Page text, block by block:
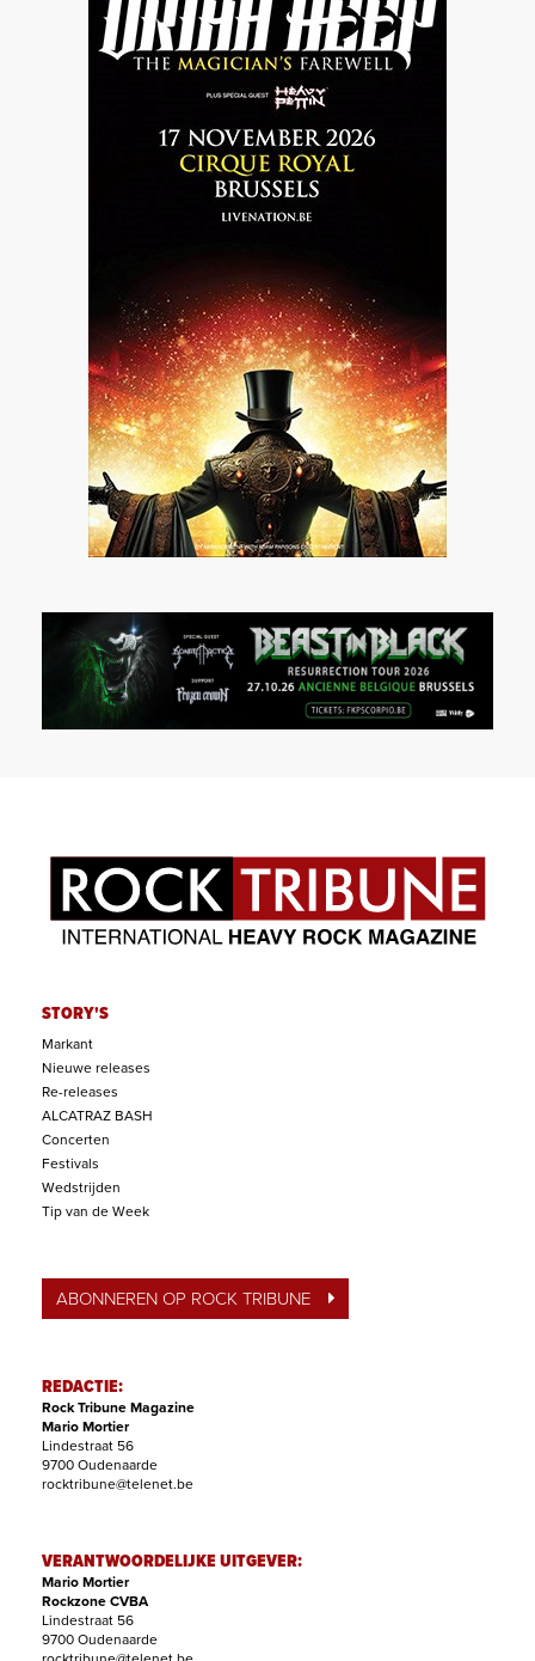
STORY'S
Markant
Nieuwe releases
Re-releases
ALCATRAZ BASH
Concerten
Festivals
Wedstrijden
Tip van de Week
ABONNEREN OP ROCK TRIBUNE
REDACTIE:
Rock Tribune Magazine
Mario Mortier
Lindestraat 56
9700 Oudenaarde
rocktribune@telenet.be
VERANTWOORDELIJKE UITGEVER:
Mario Mortier
Rockzone CVBA
Lindestraat 56
9700 Oudenaarde